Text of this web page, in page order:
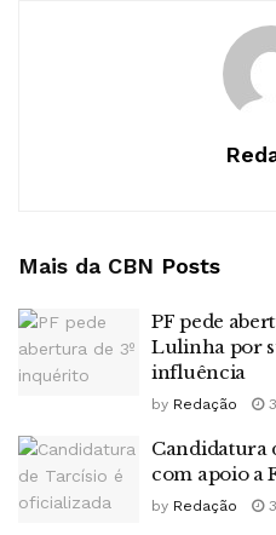
Mais da CBN Posts
PF pede
Lulinha por
influência
by Redação 3
Candidatura
com apoio a
by Redação 3